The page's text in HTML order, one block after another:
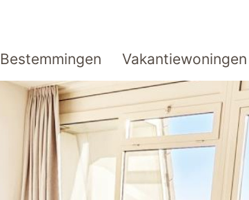
Bestemmingen Vakantiewoningen